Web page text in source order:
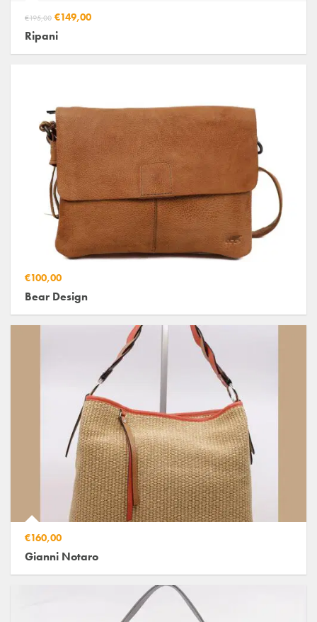
€195,00 €149,00
Ripani
€100,00
Bear Design
€160,00
Gianni Notaro